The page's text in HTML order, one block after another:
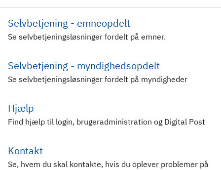
Selvbetjening - emneopdelt
Se selvbetjeningsløsninger fordelt på emner.
Selvbetjening - myndighedsopdelt
Se selvbetjeningsløsninger fordelt på myndigheder
Hjælp
Find hjælp til login, brugeradministration og Digital Post
Kontakt
Se, hvem du skal kontakte, hvis du oplever problemer på